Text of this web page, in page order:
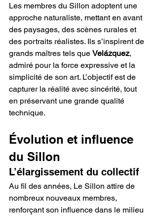
Les membres du Sillon adoptent une
approche naturaliste, mettant en avant
des paysages, des scènes rurales et
des portraits réalistes. Ils s’inspirent de
grands maîtres tels que Velázquez,
admiré pour la force expressive et la
simplicité de son art. L’objectif est de
capturer la réalité avec sincérité, tout
en préservant une grande qualité
technique.
Évolution et influence
du Sillon
L’élargissement du collectif
Au fil des années, Le Sillon attire de
nombreux nouveaux membres,
renforçant son influence dans le milieu